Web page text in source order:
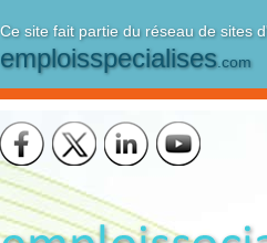
Ce site fait partie du réseau de sites
emploisspecialises.com